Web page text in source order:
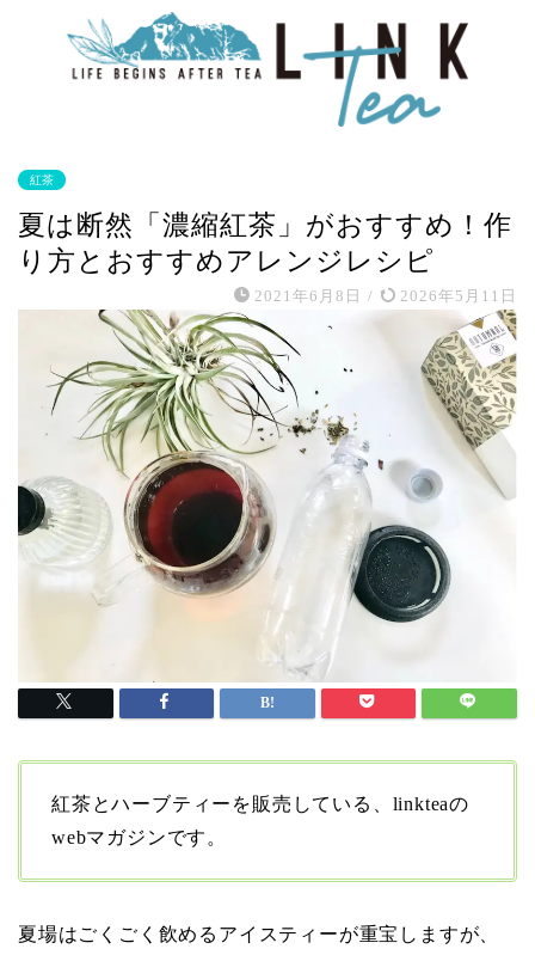
紅茶
夏は断然「濃縮紅茶」がおすすめ！作
り方とおすすめアレンジレシピ
2021年6月8日 / 2026年5月11日
紅茶とハーブティーを販売している、linkteaの
webマガジンです。
夏場はごくごく飲めるアイスティーが重宝しますが、